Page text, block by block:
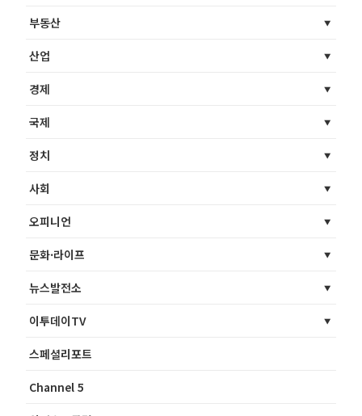
부동산
산업
경제
국제
정치
사회
오피니언
문화·라이프
뉴스발전소
이투데이TV
스페셜리포트
Channel 5